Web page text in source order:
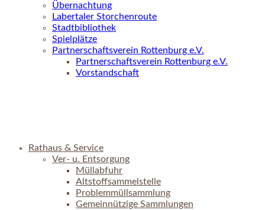
Übernachtung
Labertaler Storchenroute
Stadtbibliothek
Spielplätze
Partnerschaftsverein Rottenburg e.V.
Partnerschaftsverein Rottenburg e.V.
Vorstandschaft
Rathaus & Service
Ver- u. Entsorgung
Müllabfuhr
Altstoffsammelstelle
Problemmüllsammlung
Gemeinnützige Sammlungen